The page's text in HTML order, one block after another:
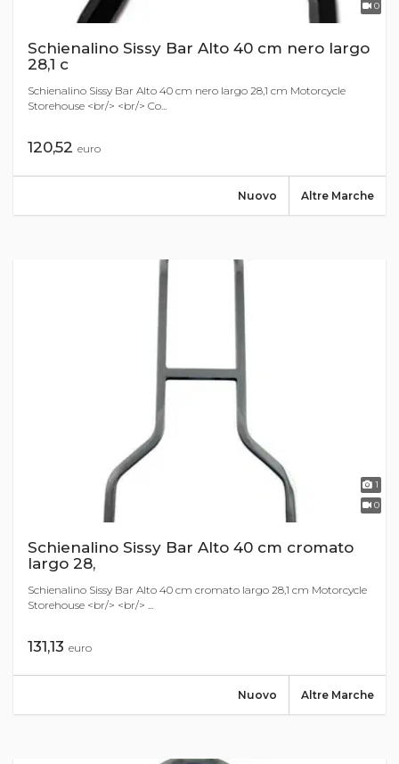
0
Schienalino Sissy Bar Alto 40 cm nero largo
28,1 c
Schienalino Sissy Bar Alto 40 cm nero largo 28,1 cm Motorcycle
Storehouse <br/> <br/> Co...
120,52 euro
Altre Marche
Nuovo
1
0
Schienalino Sissy Bar Alto 40 cm cromato
largo 28,
Schienalino Sissy Bar Alto 40 cm cromato largo 28,1 cm Motorcycle
Storehouse <br/> <br/> ...
131,13 euro
Altre Marche
Nuovo